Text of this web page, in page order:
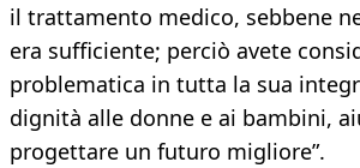
il trattamento medico, sebbene
era sufficiente; perciò avete
problematica in tutta la sua
dignità alle donne e ai bambini,
progettare un futuro migliore”.